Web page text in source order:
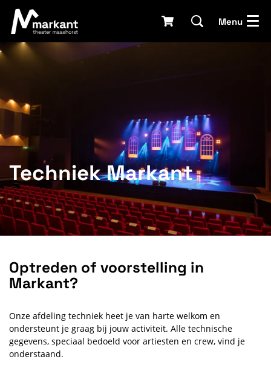
Menu
Techniek Markant
Optreden of voorstelling in
Markant?
Onze afdeling techniek heet je van harte welkom en
ondersteunt je graag bij jouw activiteit. Alle technische
gegevens, speciaal bedoeld voor artiesten en crew, vind je
onderstaand.